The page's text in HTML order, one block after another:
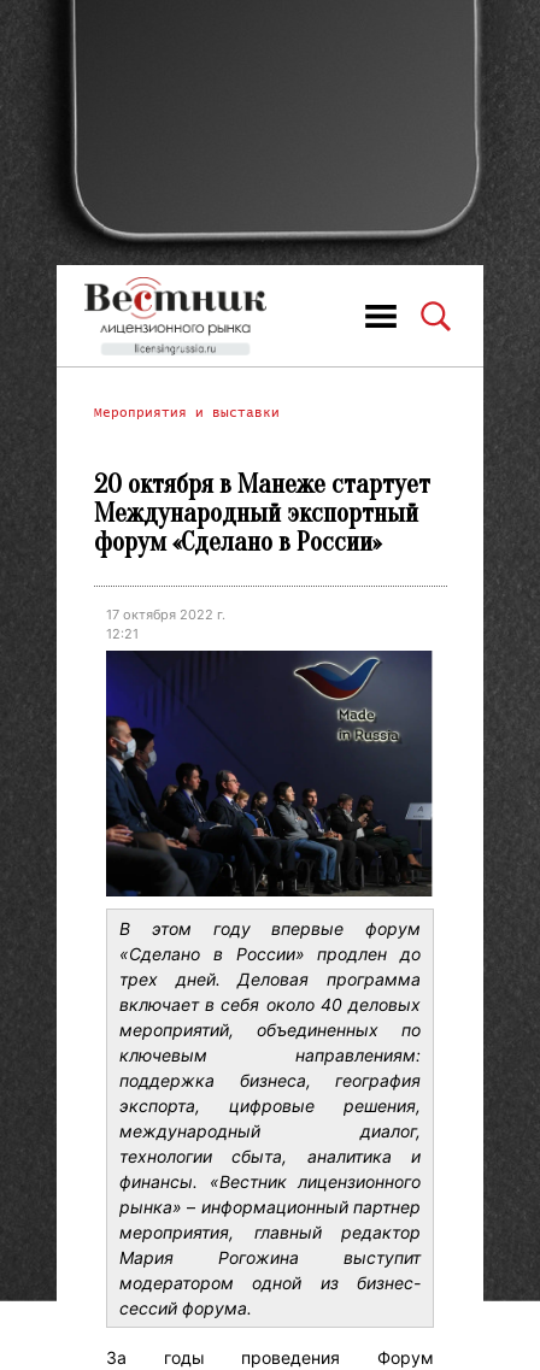
Мероприятия и выставки
20 октября в Манеже стартует
Международный экспортный
форум «Сделано в России»
17 октября 2022 г.
12:21
В этом году впервые форум
«Сделано в России» продлен до
трех дней. Деловая программа
включает в себя около 40 деловых
мероприятий, объединенных по
ключевым направлениям:
поддержка бизнеса, география
экспорта, цифровые решения,
международный диалог,
технологии сбыта, аналитика и
финансы. «Вестник лицензионного
рынка»– информационный партнер
мероприятия, главный редактор
Мария Рогожина выступит
модератором одной из бизнес-
сессий форума.
За годы проведения Форум